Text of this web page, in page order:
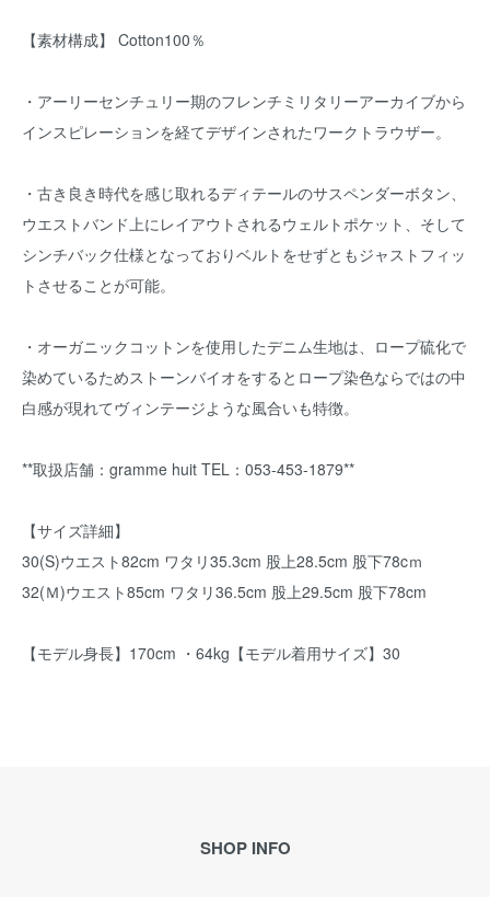
【素材構成】 Cotton100％
・アーリーセンチュリー期のフレンチミリタリーアーカイブから
インスピレーションを経てデザインされたワークトラウザー。
・古き良き時代を感じ取れるディテールのサスペンダーボタン、
ウエストバンド上にレイアウトされるウェルトポケット、そして
シンチバック仕様となっておりベルトをせずともジャストフィッ
トさせることが可能。
・オーガニックコットンを使用したデニム生地は、ロープ硫化で
染めているためストーンバイオをするとロープ染色ならではの中
白感が現れてヴィンテージような風合いも特徴。
**取扱店舗：gramme huit TEL：053-453-1879**
【サイズ詳細】
30(S)ウエスト82cm ワタリ35.3cm 股上28.5cm 股下78cｍ
32(Ｍ)ウエスト85cm ワタリ36.5cm 股上29.5cm 股下78cm
【モデル身長】170cm ・64kg【モデル着用サイズ】30
SHOP INFO